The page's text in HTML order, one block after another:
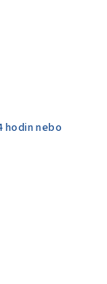
hodin nebo